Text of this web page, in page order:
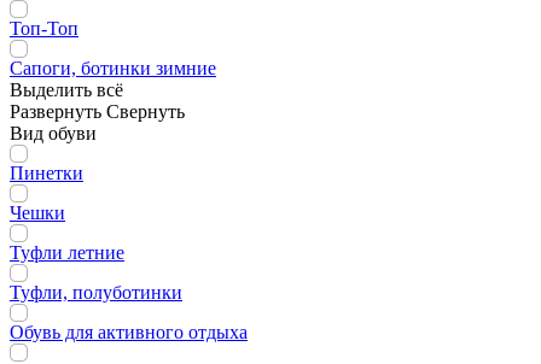
Топ-Топ
Сапоги, ботинки зимние
Выделить всё
Развернуть Свернуть
Вид обуви
Пинетки
Чешки
Туфли летние
Туфли, полуботинки
Обувь для активного отдыха